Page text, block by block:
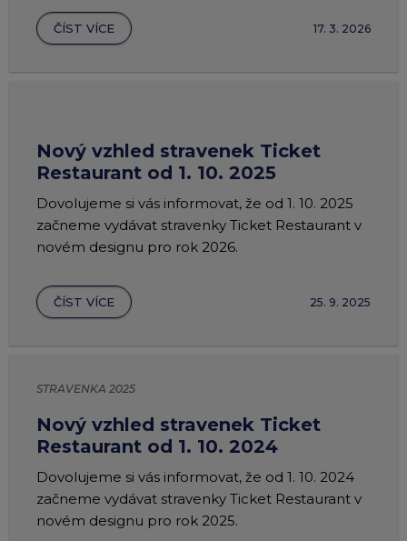
Peněženka Edenred Benefits
TANKARTA Benefit od Edenred
Informace k migraci na Edenred Card
Edenred Benefits poukázky
Edenred Benefity Premium
Qerko
Ostatní produkty chevron_right
Edenred Service
Kontakty
ČÍST VÍCE 17. 3. 2026
Nový vzhled stravenek Ticket
Restaurant od 1. 10. 2025
Dovolujeme si vás informovat, že od 1. 10. 2025
začneme vydávat stravenky Ticket Restaurant v
novém designu pro rok 2026.
ČÍST VÍCE 25. 9. 2025
STRAVENKA 2025
Nový vzhled stravenek Ticket
Restaurant od 1. 10. 2024
Dovolujeme si vás informovat, že od 1. 10. 2024
začneme vydávat stravenky Ticket Restaurant v
novém designu pro rok 2025.